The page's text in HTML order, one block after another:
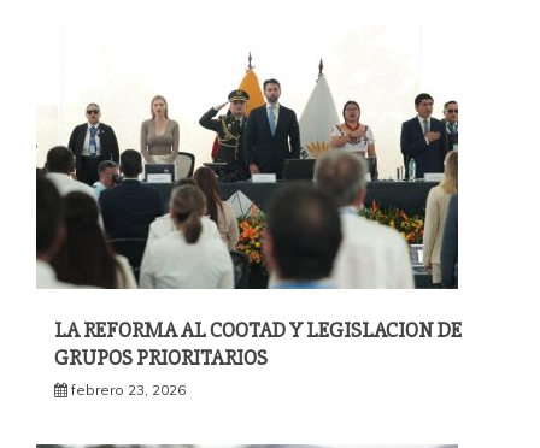
LA REFORMA AL COOTAD Y LEGISLACION DE
GRUPOS PRIORITARIOS
febrero 23, 2026